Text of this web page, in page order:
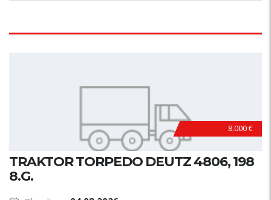
8.000 €
TRAKTOR TORPEDO DEUTZ 4806, 198
8.G.